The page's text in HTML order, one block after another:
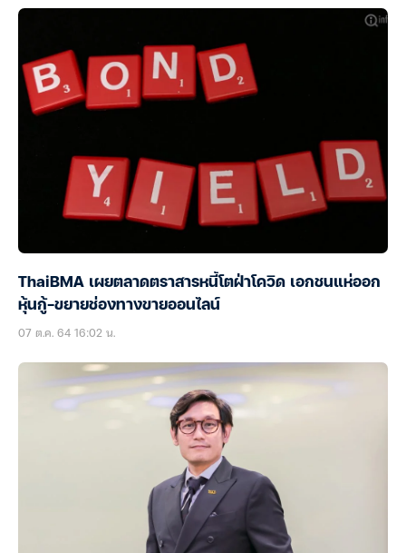
ThaiBMA เผยตลาดตราสารหนี้โตฝ่าโควิด เอกชนแห่ออก
หุ้นกู้-ขยายช่องทางขายออนไลน์
07 ต.ค. 64 16:02 น.